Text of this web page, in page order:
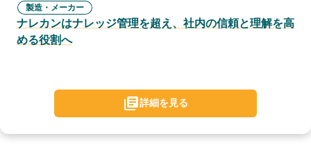
製造・メーカー
ナレカンはナレッジ管理を超え、社内の信頼と理解を高
める役割へ
詳細を見る